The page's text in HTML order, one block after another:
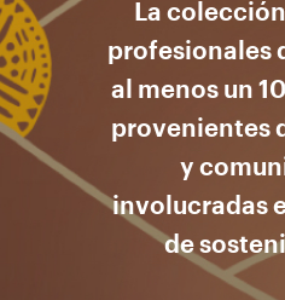
La
profesionales
al menos un
provenientes
y
involucradas
de